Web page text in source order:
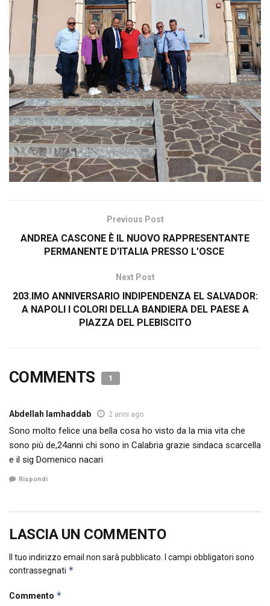
Previous Post
ANDREA CASCONE È IL NUOVO RAPPRESENTANTE
PERMANENTE D’ITALIA PRESSO L’OSCE
Next Post
203.IMO ANNIVERSARIO INDIPENDENZA EL SALVADOR:
A NAPOLI I COLORI DELLA BANDIERA DEL PAESE A
PIAZZA DEL PLEBISCITO
COMMENTS 1
Abdellah lamhaddab 2 anni ago
Sono molto felice una bella cosa ho visto da la mia vita che
sono più de,24anni chi sono in Calabria grazie sindaca scarcella
e il sig Domenico nacari
Rispondi
LASCIA UN COMMENTO
Il tuo indirizzo email non sarà pubblicato.
I campi obbligatori sono
contrassegnati *
Commento *